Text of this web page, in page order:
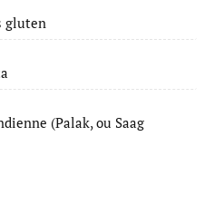
gluten
(Palak, ou Saag